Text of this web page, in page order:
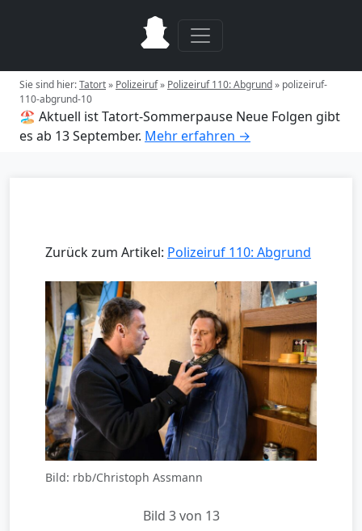
Sie sind hier:Tatort» Polizeiruf» Polizeiruf 110: Abgrund» polizeiruf-
110-abgrund-10
🏖️ Aktuell ist Tatort-Sommerpause Neue Folgen gibt
es ab 13 September. Mehr erfahren →
Zurück zum Artikel: Polizeiruf 110: Abgrund
Bild: rbb/Christoph Assmann
Bild 3 von 13